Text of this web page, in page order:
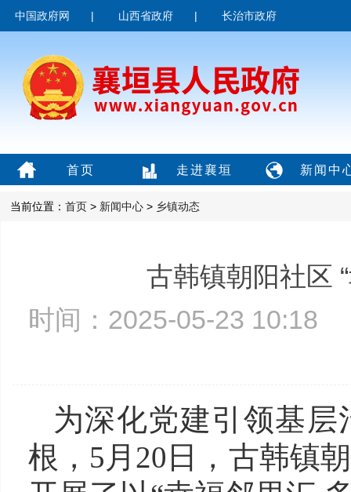
中国政府网 | 山西省政府 | 长治市政府
首页 走进襄垣 新闻中
当前位置： 首页 > 新闻中心 > 乡镇动态
古韩镇朝阳社区
时间：2025-05-23
为深化党建引领基层
根，5月20日，古韩镇